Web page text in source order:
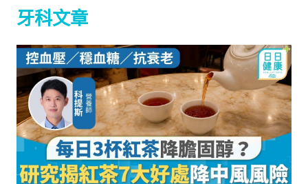
牙科文章